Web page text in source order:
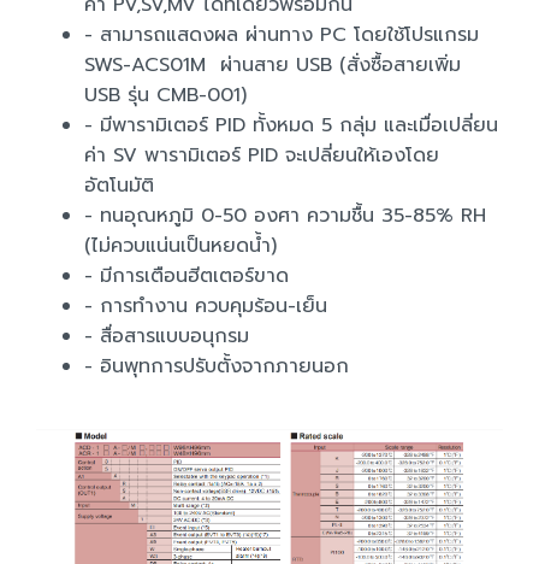
- สามารถแสดงผล ผ่านทาง PC โดยใช้โปรแกรม
SWS-ACS01M ผ่านสาย USB (สั่งซื้อสายเพิ่ม
USB รุ่น CMB-001)
- มีพารามิเตอร์ PID ทั้งหมด 5 กลุ่ม และเมื่อเปลี่ยน
ค่า SV พารามิเตอร์ PID จะเปลี่ยนให้เองโดย
อัตโนมัติ
- ทนอุณหภูมิ 0-50 องศา ความชื้น 35-85% RH
(ไม่ควบแน่นเป็นหยดน้ำ)
- มีการเตือนฮีตเตอร์ขาด
- การทำงาน ควบคุมร้อน-เย็น
- สื่อสารแบบอนุกรม
- อินพุทการปรับตั้งจากภายนอก